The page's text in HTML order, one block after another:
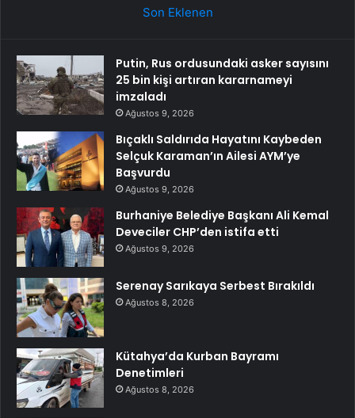
Son Eklenen
Putin, Rus ordusundaki asker sayısını
25 bin kişi artıran kararnameyi
imzaladı
Ağustos 9, 2026
Bıçaklı Saldırıda Hayatını Kaybeden
Selçuk Karaman’ın Ailesi AYM’ye
Başvurdu
Ağustos 9, 2026
Burhaniye Belediye Başkanı Ali Kemal
Deveciler CHP’den istifa etti
Ağustos 9, 2026
Serenay Sarıkaya Serbest Bırakıldı
Ağustos 8, 2026
Kütahya’da Kurban Bayramı
Denetimleri
Ağustos 8, 2026